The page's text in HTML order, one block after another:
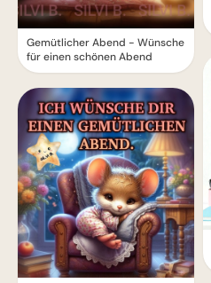
Gemütlicher Abend - Wünsche
für einen schönen Abend